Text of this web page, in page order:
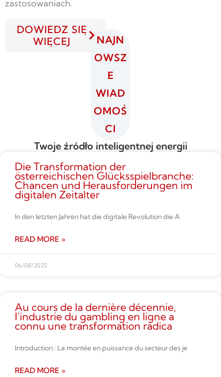
zastosowaniach.
DOWIEDZ SIĘ
WIĘCEJ
NAJN
OWSZ
E
WIAD
OMOŚ
CI
Twoje źródło inteligentnej energii
Die Transformation der
österreichischen Glücksspielbranche:
Chancen und Herausforderungen im
digitalen Zeitalter
In den letzten Jahren hat die digitale Revolution die A
READ MORE »
06/08/2025
Au cours de la dernière décennie,
l’industrie du gambling en ligne a
connu une transformation radica
Introduction : La montée en puissance du secteur des je
READ MORE »